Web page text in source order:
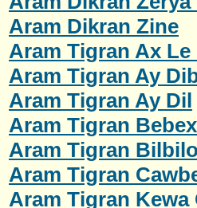
Aram Dikran Zine
Aram Tigran Ax Le
Aram Tigran Ay
Aram Tigran Ay Dil
Aram Tigran
Aram Tigran
Aram Tigran
Aram Tigran Kewa